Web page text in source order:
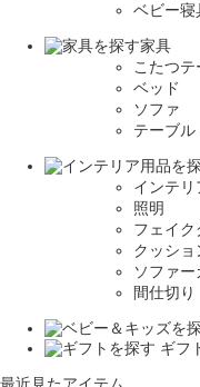
ベビー寝
家具
こたつテ
ベッド
ソファ
テーブル
インテリ
照明
フェイク
クッシ
ソファー
間仕切り
ギフ